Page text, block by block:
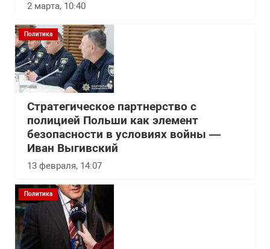
2 марта, 10:40
Политика
Стратегическое партнерство с
полицией Польши как элемент
безопасности в условиях войны —
Иван Выгивский
13 февраля, 14:07
Политика